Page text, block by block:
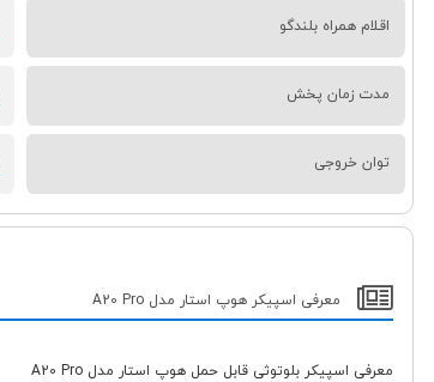
اقلام همراه بلندگو
مدت زمان پخش
توان خروجی
معرفی اسپیکر هوپ استار مدل A20 Pro
معرفی اسپیکر بلوتوثی قابل حمل هوپ استار مدل A20 Pro